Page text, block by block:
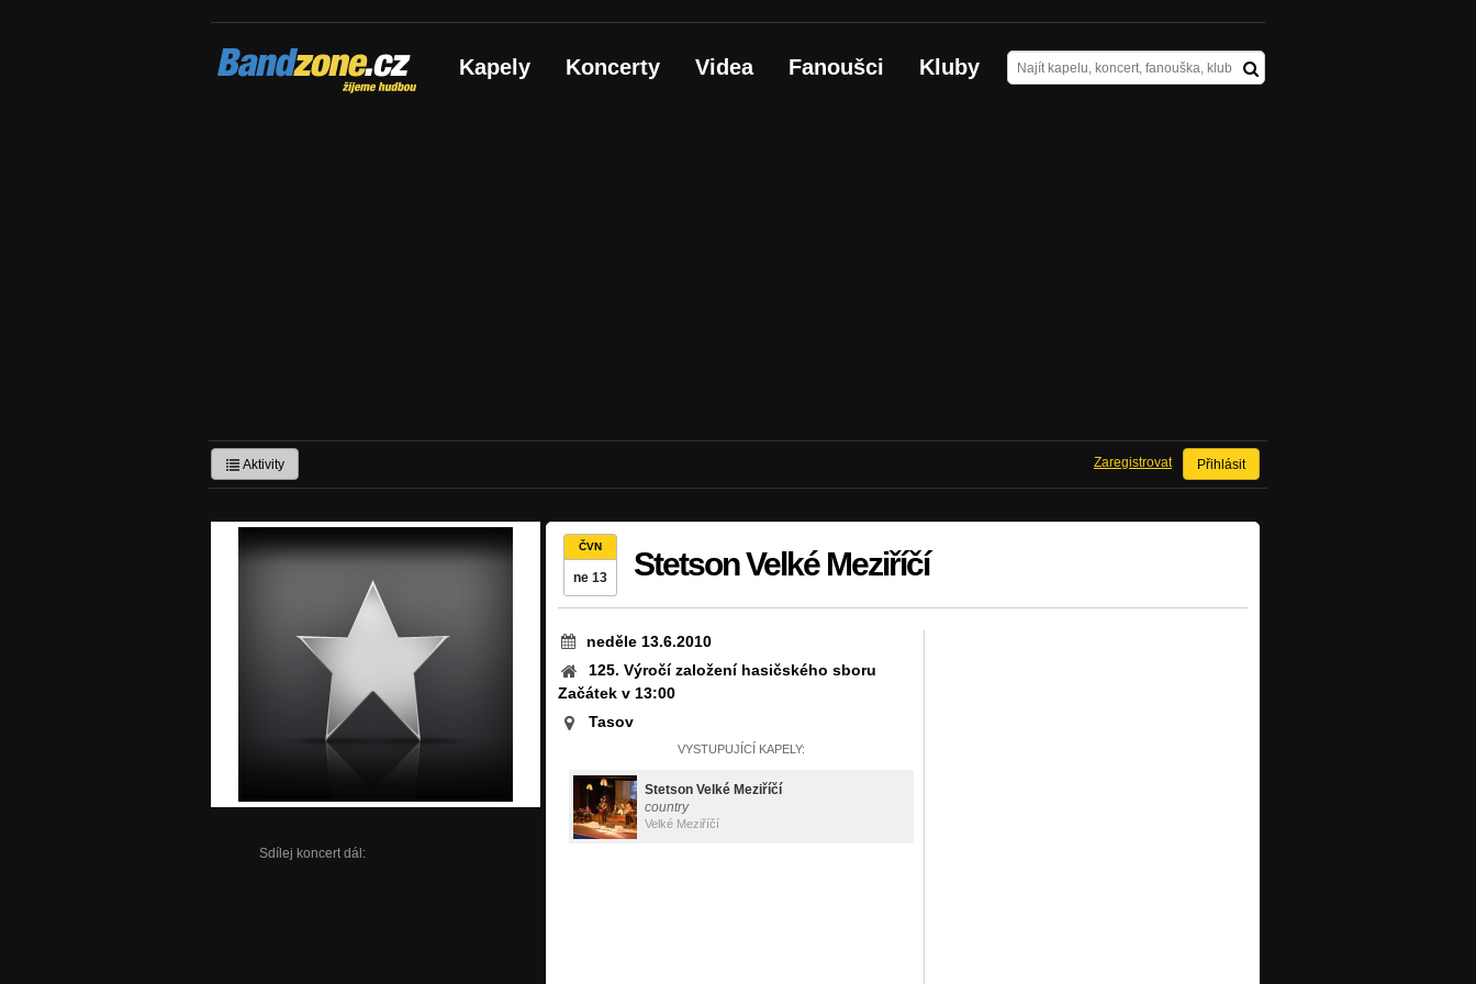
Bandzone.cz
žijeme hudbou Kapely Koncerty Videa Fanoušci Kluby
Aktivity Přihlásit
Zaregistrovat
Sdílej koncert dál:
ČVN
ne 13 Stetson Velké Meziříčí
neděle 13.6.2010
125. Výročí založení hasičského sboru
Začátek v 13:00
Tasov
VYSTUPUJÍCÍ KAPELY:
Stetson Velké Meziříčí
country
Velké Meziříčí